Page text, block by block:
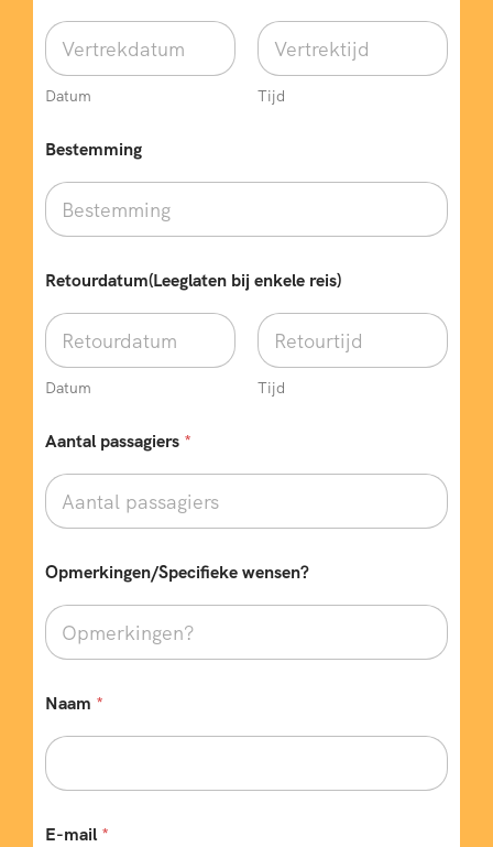
t
)
Datum Tijd
Bestemming
Retourdatum(Leeglaten bij enkele reis)
Datum Tijd
Aantal passagiers *
Opmerkingen/Specifieke wensen?
Naam *
E-mail *